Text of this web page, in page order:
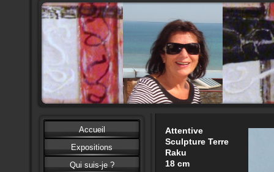
Accueil
Expositions
Qui suis-je ?
Attentive
Sculpture Terre
Raku
18 cm